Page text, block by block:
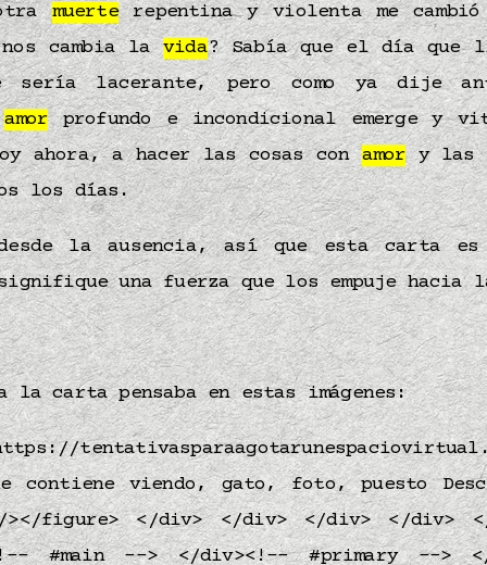
otramuerterepentina y violenta me
nos cambia lavida? Sabía que el día que
sería lacerante, pero como ya dije
amorprofundo e incondicional emerge y
ahora, a hacer las cosas conamory las
los días.
la ausencia, así que esta carta
una fuerza que los empuje hacia
la carta pensaba en estas imágenes: